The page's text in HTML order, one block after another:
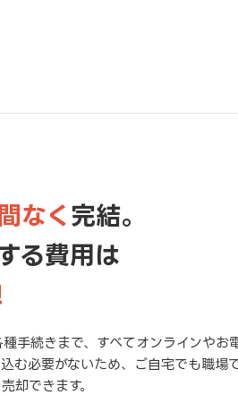
なく 完結。
る費用は
手続きまで、すべてオンラインやお
む必要がないため、ご自宅でも職場
却できます。